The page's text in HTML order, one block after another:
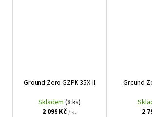
Ground Zero GZPK 35X-II
Skladem (8 ks)
2 099 Kč/ ks
Ground
2